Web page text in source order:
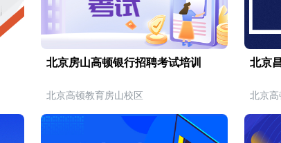
北京房山高顿银行招聘考试培训
北京高顿教育房山校区
北京
北京高